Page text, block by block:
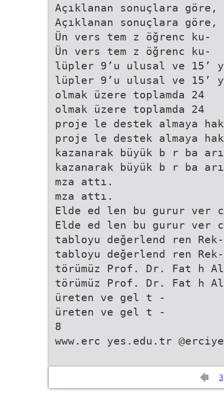
Açıklanan sonuçlara göre,
Açıklanan sonuçlara göre,
Ün vers tem z öğrenc ku-
Ün vers tem z öğrenc ku-
lüpler 9’u ulusal ve 15’
lüpler 9’u ulusal ve 15’
olmak üzere toplamda 24
olmak üzere toplamda 24
proje le destek almaya hak
proje le destek almaya hak
kazanarak büyük b r ba
kazanarak büyük b r ba
mza attı.
mza attı.
Elde ed len bu gurur ver c
Elde ed len bu gurur ver c
tabloyu değerlend ren Rek-
tabloyu değerlend ren Rek-
törümüz Prof. Dr. Fat h
törümüz Prof. Dr. Fat h
üreten ve gel t -
üreten ve gel t -
8
www.erc yes.edu.tr
3